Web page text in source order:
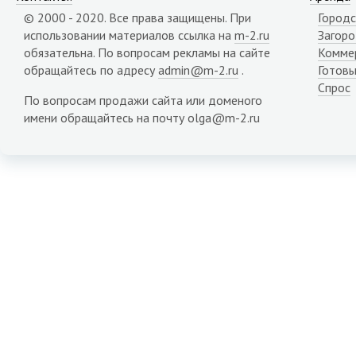
Карачаево-Черкесия республика
Карелия республика
Кемеровская область
Кировская область
Коми республика
Костромская область
Краснодарский край
© 2000 - 2020. Все права защищены. При
использовании материалов ссылка на m-2.ru
обязательна. По вопросам рекламы на сайте
обращайтесь по адресу admin@m-2.ru .
По вопросам продажи сайта или доменого
имени обращайтесь на почту olga@m-2.ru
Спрос